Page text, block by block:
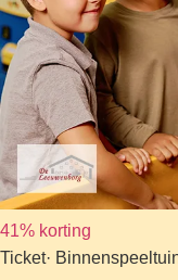
41% korting
Ticket·